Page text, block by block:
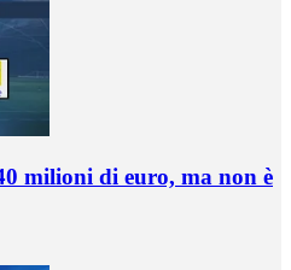
milioni di euro, ma non è